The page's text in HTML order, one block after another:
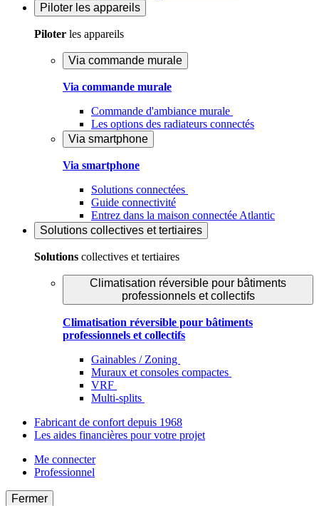
Piloter les appareils
Piloter les appareils
Via commande murale
Via commande murale
Commande d'ambiance murale
Les options des radiateurs connectés
Via smartphone
Via smartphone
Solutions connectées
Guide connectivité
Entrez dans la maison connectée Atlantic
Solutions collectives et tertiaires
Solutions collectives et tertiaires
Climatisation réversible pour bâtiments
professionnels et collectifs
Climatisation réversible pour bâtiments
professionnels et collectifs
Gainables / Zoning
Muraux et consoles compactes
VRF
Multi-splits
Fabricant de confort depuis 1968
Les aides financières pour votre projet
Me connecter
Professionnel
Fermer